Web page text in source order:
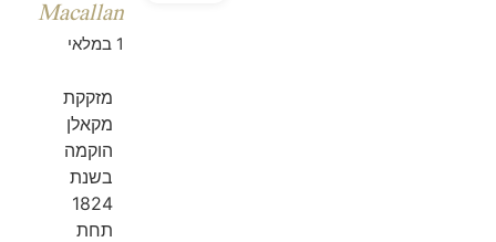
Macallan
מזקקת
מקאלן
הוקמה
בשנת
1824
תחת